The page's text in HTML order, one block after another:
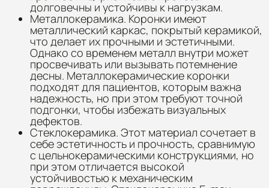
долговечны и устойчивы к нагрузкам.
Металлокерамика. Коронки имеют
металлический каркас, покрытый керамикой,
что делает их прочными и эстетичными.
Однако со временем металл внутри может
просвечивать или вызывать потемнение
десны. Металлокерамические коронки
подходят для пациентов, которым важна
надежность, но при этом требуют точной
подгонки, чтобы избежать визуальных
дефектов.
Стеклокерамика. Этот материал сочетает в
себе эстетичность и прочность, сравнимую
с цельнокерамическими конструкциями, но
при этом отличается высокой
устойчивостью к механическим